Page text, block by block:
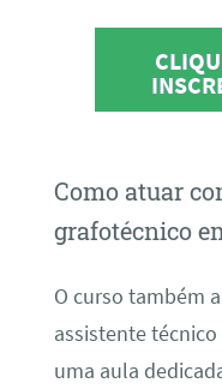
Como atuar
grafotécnico
O curso também
assistente
uma aula